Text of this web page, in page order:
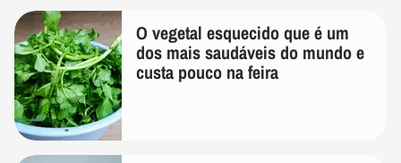
O vegetal esquecido que é um
dos mais saudáveis do mundo e
custa pouco na feira